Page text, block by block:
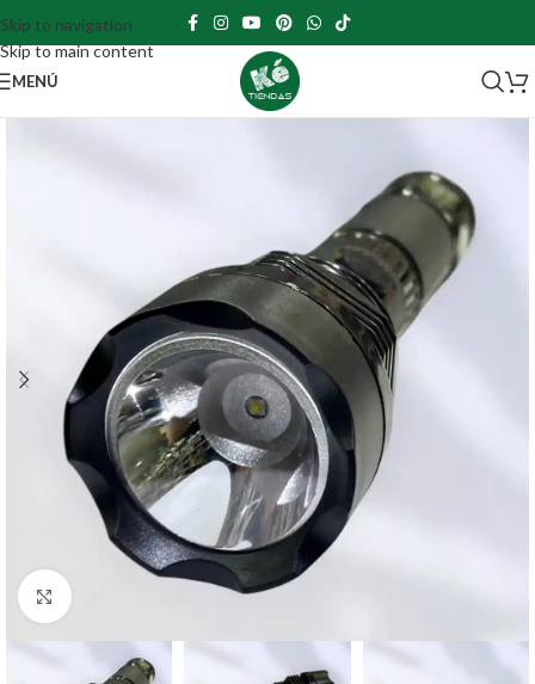
Skip to navigation
Skip to main content
MENÚ
Haz clic para ampliar